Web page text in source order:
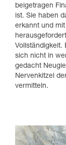
beigetragen
ist. Sie haben
erkannt und
Vollständigkeit.
sich nicht in
gedacht
Nervenkitzel
vermitteln.